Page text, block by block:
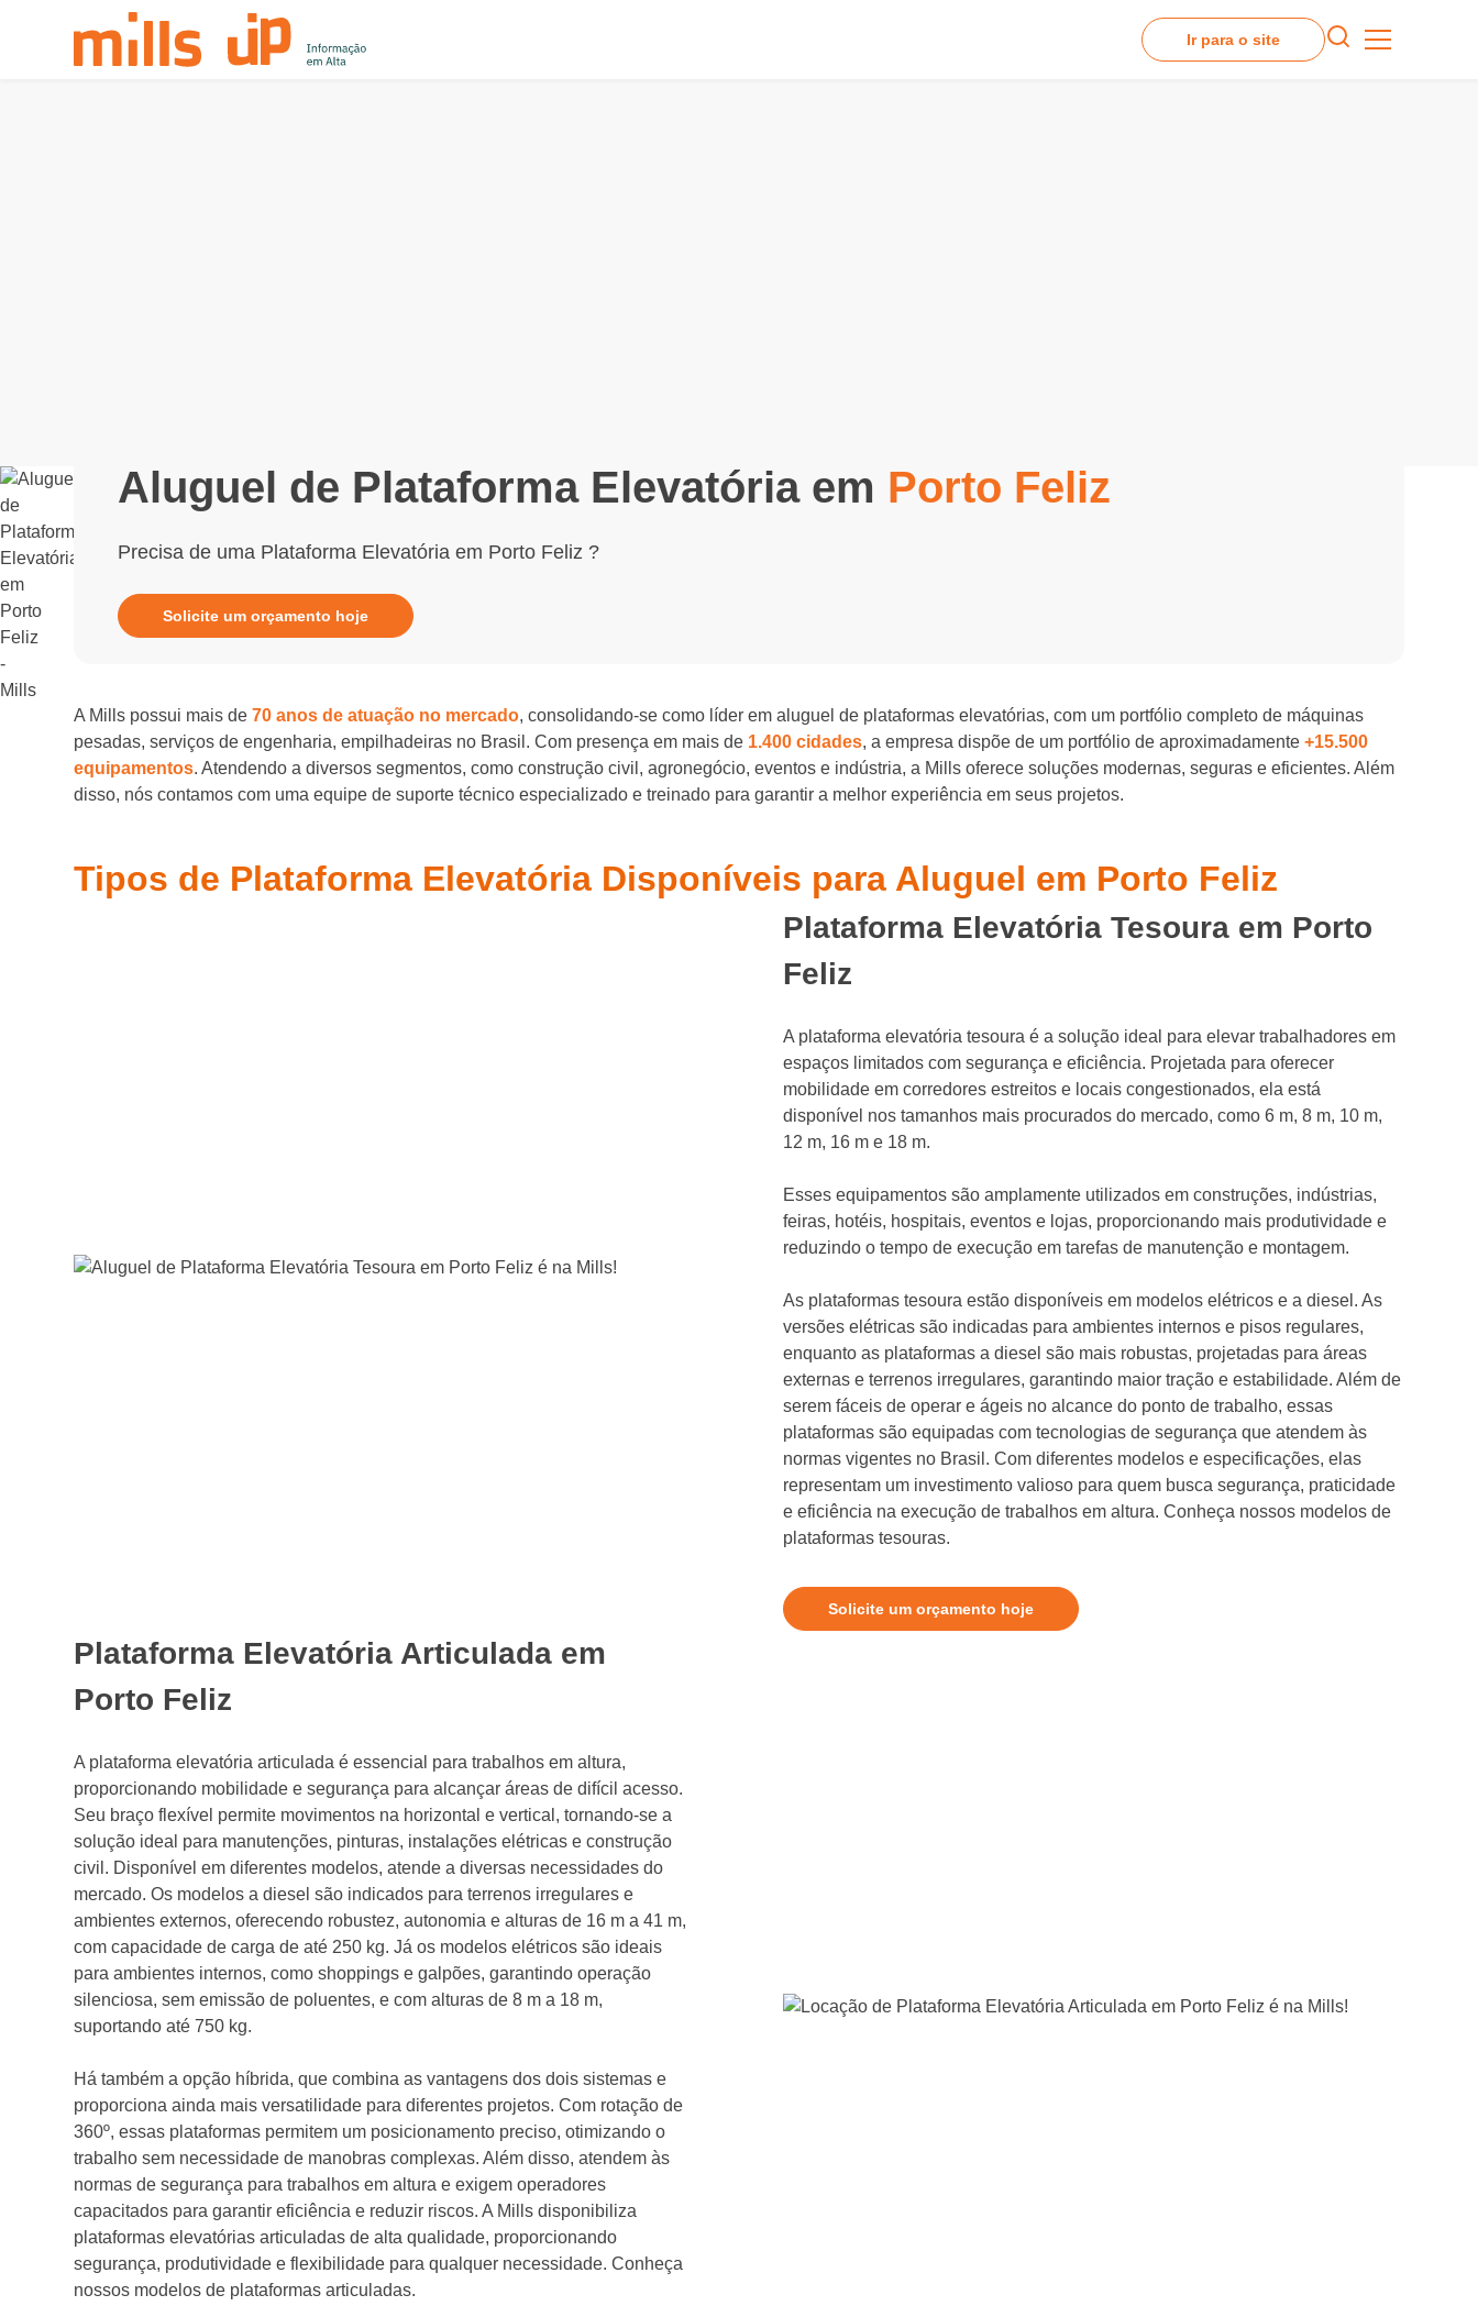
Ir para o site
Aluguel de Plataforma Elevatória em Porto Feliz
Precisa de uma Plataforma Elevatória em Porto Feliz ?
Solicite um orçamento hoje
A Mills possui mais de70 anos de atuação no mercado, consolidando-se como líder em aluguel de plataformas elevatórias, com um portfólio completo de máquinas
pesadas, serviços de engenharia, empilhadeiras no Brasil. Com presença em mais de 1.400 cidades, a empresa dispõe de um portfólio de aproximadamente+15.500
equipamentos. Atendendo a diversos segmentos, como construção civil, agronegócio, eventos e indústria, a Mills oferece soluções modernas, seguras e eficientes. Além
disso, nós contamos com uma equipe de suporte técnico especializado e treinado para garantir a melhor experiência em seus projetos.
Tipos de Plataforma Elevatória Disponíveis para Aluguel em Porto Feliz
Plataforma Elevatória Tesoura em Porto
Feliz
A plataforma elevatória tesoura é a solução ideal para elevar trabalhadores em
espaços limitados com segurança e eficiência. Projetada para oferecer
mobilidade em corredores estreitos e locais congestionados, ela está
disponível nos tamanhos mais procurados do mercado, como 6 m, 8 m, 10 m,
12 m, 16 m e 18 m.
Esses equipamentos são amplamente utilizados em construções, indústrias,
feiras, hotéis, hospitais, eventos e lojas, proporcionando mais produtividade e
reduzindo o tempo de execução em tarefas de manutenção e montagem.
As plataformas tesoura estão disponíveis em modelos elétricos e a diesel. As
versões elétricas são indicadas para ambientes internos e pisos regulares,
enquanto as plataformas a diesel são mais robustas, projetadas para áreas
externas e terrenos irregulares, garantindo maior tração e estabilidade. Além de
serem fáceis de operar e ágeis no alcance do ponto de trabalho, essas
plataformas são equipadas com tecnologias de segurança que atendem às
normas vigentes no Brasil. Com diferentes modelos e especificações, elas
representam um investimento valioso para quem busca segurança, praticidade
e eficiência na execução de trabalhos em altura. Conheça nossos modelos de
plataformas tesouras.
Solicite um orçamento hoje
Plataforma Elevatória Articulada em
Porto Feliz
A plataforma elevatória articulada é essencial para trabalhos em altura,
proporcionando mobilidade e segurança para alcançar áreas de difícil acesso.
Seu braço flexível permite movimentos na horizontal e vertical, tornando-se a
solução ideal para manutenções, pinturas, instalações elétricas e construção
civil. Disponível em diferentes modelos, atende a diversas necessidades do
mercado. Os modelos a diesel são indicados para terrenos irregulares e
ambientes externos, oferecendo robustez, autonomia e alturas de 16 m a 41 m,
com capacidade de carga de até 250 kg. Já os modelos elétricos são ideais
para ambientes internos, como shoppings e galpões, garantindo operação
silenciosa, sem emissão de poluentes, e com alturas de 8 m a 18 m,
suportando até 750 kg.
Há também a opção híbrida, que combina as vantagens dos dois sistemas e
proporciona ainda mais versatilidade para diferentes projetos. Com rotação de
360º, essas plataformas permitem um posicionamento preciso, otimizando o
trabalho sem necessidade de manobras complexas. Além disso, atendem às
normas de segurança para trabalhos em altura e exigem operadores
capacitados para garantir eficiência e reduzir riscos. A Mills disponibiliza
plataformas elevatórias articuladas de alta qualidade, proporcionando
segurança, produtividade e flexibilidade para qualquer necessidade. Conheça
nossos modelos de plataformas articuladas.